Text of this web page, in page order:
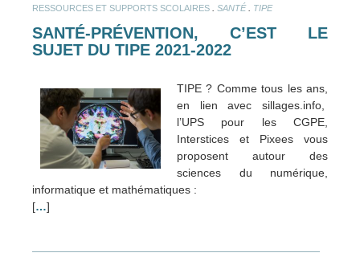
RESSOURCES ET SUPPORTS SCOLAIRES SANTÉ. TIPE
SANTÉ-PRÉVENTION, C’EST LE
SUJET DU TIPE 2021-2022
TIPE ? Comme tous les ans,
en lien avec sillages.info,
l’UPS pour les CGPE,
Interstices et Pixees vous
proposent autour des
sciences du numérique,
informatique et mathématiques :
[…]